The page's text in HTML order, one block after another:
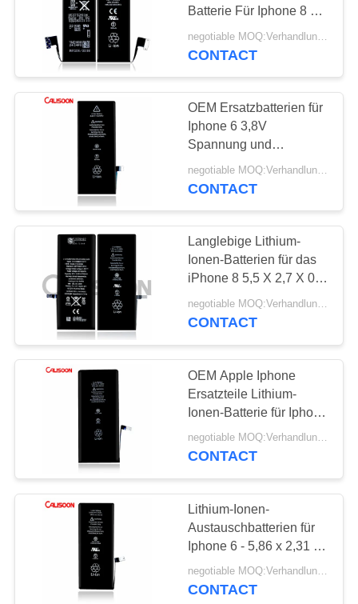
Batterie Für Iphone 8 Mit
kostenlosem Versand
CONTACT
OEM Ersatzbatterien für
Iphone 6 3,8V
Spannung und
1810mAh Kapazität
CONTACT
Langlebige Lithium-
Ionen-Batterien für das
iPhone 8 5,5 X 2,7 X 0,2
negotiable MOQ:Verhandlungsfähig
CONTACT
OEM Apple Iphone
Ersatzteile Lithium-
Ionen-Batterie für Iphone
negotiable MOQ:Verhandlungsfähig
CONTACT
Lithium-Ionen-
Austauschbatterien für
Iphone 6 - 5,86 x 2,31 x
0,2 Zoll
negotiable MOQ:Verhandlungsfähig
CONTACT